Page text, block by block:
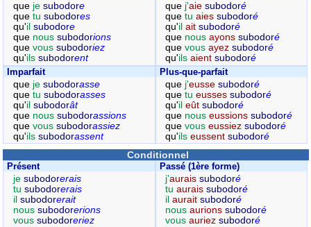
que je subodore
que tu subodores
qu'il subodore
que nous subodorions
que vous subodoriez
qu'ils subodorent
que j'aie subodoré
quetuaies subodoré
qu'ilait subodoré
que nousayons subodoré
quevousayez subodoré
qu'ilsaient subodoré
Imparfait
que je subodorasse
que tu subodorasses
qu'il subodorât
que nous subodorassions
que vous subodorassiez
qu'ils subodorassent
Plus-que-parfait
que j'eusse subodoré
quetueusses subodoré
qu'ileût subodoré
que nouseussions subodoré
quevouseussiez subodoré
qu'ilseussent subodoré
Conditionnel
Présent
je subodorerais
tu subodorerais
il subodorerait
nous subodorerions
vous subodoreriez
Passé (1ère forme)
j'aurais subodoré
tuaurais subodoré
ilaurait subodoré
nousaurions subodoré
vousauriez subodoré